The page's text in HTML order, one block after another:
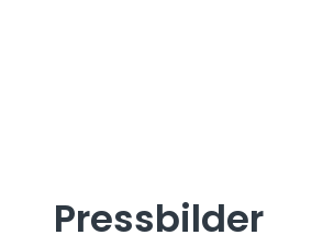
Pressbilder